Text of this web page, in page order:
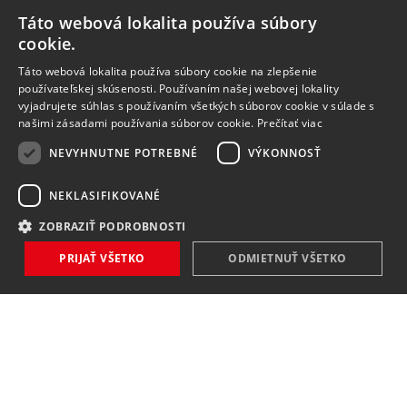
NOVINKY
Táto webová lokalita používa súbory
cookie.
Táto webová lokalita používa súbory cookie na zlepšenie
používateľskej skúsenosti. Používaním našej webovej lokality
vyjadrujete súhlas s používaním všetkých súborov cookie v súlade s
našimi zásadami používania súborov cookie. Prečítať viac
NEVYHNUTNE POTREBNÉ
VÝKONNOSŤ
NEKLASIFIKOVANÉ
ZOBRAZIŤ PODROBNOSTI
PRIJAŤ VŠETKO ODMIETNUŤ VŠETKO